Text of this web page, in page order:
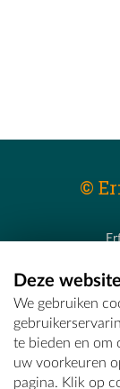
©
Deze
We gebruiken
te bieden en om
uw voorkeuren
pagina. Klik op